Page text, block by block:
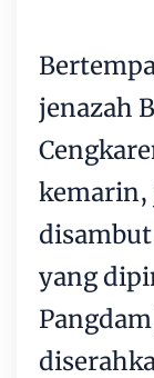
jenazah
kemarin,
yang